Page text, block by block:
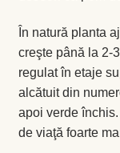
În natură planta
creşte până la 2-
regulat în etaje
alcătuit din
apoi verde
de viaţă foarte